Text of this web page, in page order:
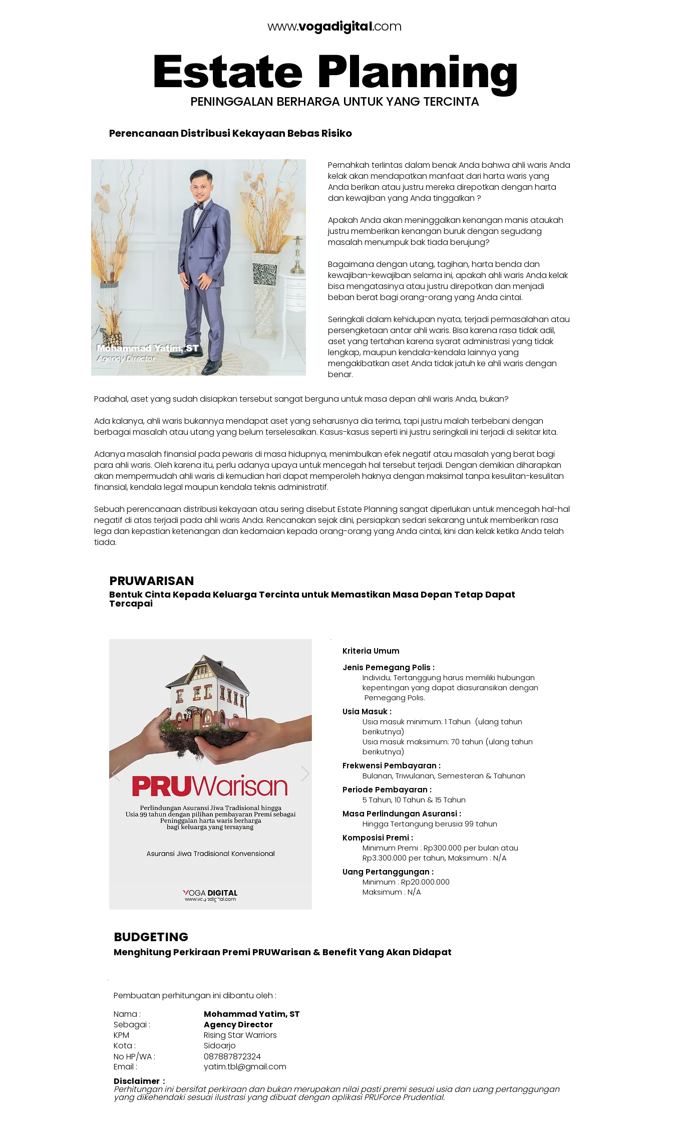
www.vogadigital.com
Estate Planning
PENINGGALAN BERHARGA UNTUK YANG TERCINTA
Perencanaan Distribusi Kekayaan Bebas Risiko
Agency Director
Mohammad Yatim, ST
Pernahkah terlintas dalam benak Anda bahwa ahli waris Anda
kelak akan mendapatkan manfaat dari harta waris yang
Anda berikan atau justru mereka direpotkan dengan harta
dan kewajiban yang Anda tinggalkan ?
Apakah Anda akan meninggalkan kenangan manis ataukah
justru memberikan kenangan buruk dengan segudang
masalah menumpuk bak tiada berujung?
Bagaimana dengan utang, tagihan, harta benda dan
kewajiban-kewajiban selama ini, apakah ahli waris Anda kelak
bisa mengatasinya atau justru direpotkan dan menjadi
beban berat bagi orang-orang yang Anda cintai.
Seringkali dalam kehidupan nyata, terjadi permasalahan atau
persengketaan antar ahli waris. Bisa karena rasa tidak adil,
aset yang tertahan karena syarat administrasi yang tidak
lengkap, maupun kendala-kendala lainnya yang
mengakibatkan aset Anda tidak jatuh ke ahli waris dengan
benar.
Padahal, aset yang sudah disiapkan tersebut sangat berguna untuk masa depan ahli waris Anda, bukan?
Ada kalanya, ahli waris bukannya mendapat aset yang seharusnya dia terima, tapi justru malah terbebani dengan
berbagai masalah atau utang yang belum terselesaikan. Kasus-kasus seperti ini justru seringkali ini terjadi di sekitar kita.
Adanya masalah finansial pada pewaris di masa hidupnya, menimbulkan efek negatif atau masalah yang berat bagi
para ahli waris. Oleh karena itu, perlu adanya upaya untuk mencegah hal tersebut terjadi. Dengan demikian diharapkan
akan mempermudah ahli waris di kemudian hari dapat memperoleh haknya dengan maksimal tanpa kesulitan-kesulitan
finansial, kendala legal maupun kendala teknis administratif.
Sebuah perencanaan distribusi kekayaan atau sering disebut Estate Planning sangat diperlukan untuk mencegah hal-hal
negatif di atas terjadi pada ahli waris Anda. Rencanakan sejak dini, persiapkan sedari sekarang untuk memberikan rasa
lega dan kepastian ketenangan dan kedamaian kepada orang-orang yang Anda cintai, kini dan kelak ketika Anda telah
tiada.
PRUWARISAN
Bentuk Cinta Kepada Keluarga Tercinta untuk Memastikan Masa Depan Tetap Dapat
Tercapai
Kriteria Umum
Jenis Pemegang Polis :
Individu; Tertanggung harus memiliki hubungan
kepentingan yang dapat diasuransikan dengan
Pemegang Polis.
Usia Masuk :
Usia masuk minimum: 1 Tahun (ulang tahun
berikutnya)
Usia masuk maksimum: 70 tahun (ulang tahun
berikutnya)
Frekwensi Pembayaran :
Bulanan, Triwulanan, Semesteran & Tahunan
Periode Pembayaran :
5 Tahun, 10 Tahun & 15 Tahun
Masa Perlindungan Asuransi :
Hingga Tertangung berusia 99 tahun
Komposisi Premi :
Minimum Premi : Rp300.000 per bulan atau
Rp3.300.000 per tahun, Maksimum : N/A
Uang Pertanggungan :
Minimum : Rp20.000.000
Maksimum : N/A
BUDGETING
Menghitung Perkiraan Premi PRUWarisan & Benefit Yang Akan Didapat
Pembuatan perhitungan ini dibantu oleh :
Sidoarjo
Kota :
087887872324
No HP/WA :
Email :
yatim.tbl@gmail.com
Disclaimer :
Perhitungan ini bersifat perkiraan dan bukan merupakan nilai pasti premi sesuai usia dan uang pertanggungan
yang dikehendaki sesuai ilustrasi yang dibuat dengan aplikasi PRUForce Prudential.
Nama :
Mohammad Yatim, ST
Sebagai :
Agency Director
KPM
Rising Star Warriors